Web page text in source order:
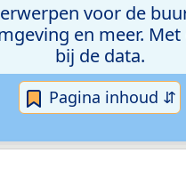
voor de
en meer.
bij de data.
Pagina inhoud ⇵